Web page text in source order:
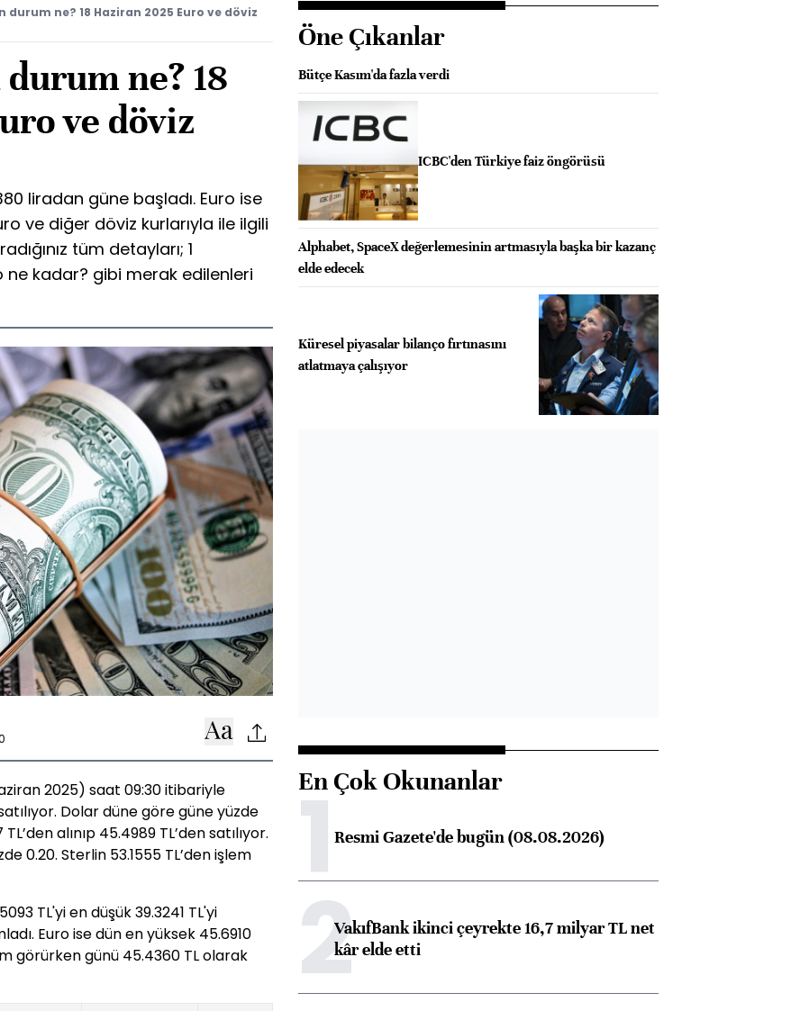
durum ne? 18 Haziran 2025 Euro ve döviz
ne? 18
ve döviz
liradan güne başladı. Euro ise
ve diğer döviz kurlarıyla ile ilgili
tüm detayları; 1
kadar? gibi merak edilenleri
2025) saat 09:30 itibariyle
Dolar düne göre güne yüzde
alınıp 45.4989 TL’den satılıyor.
0.20. Sterlin 53.1555 TL’den işlem
TL'yi en düşük 39.3241 TL'yi
Euro ise dün en yüksek 45.6910
görürken günü 45.4360 TL olarak
Öne Çıkanlar
Bütçe Kasım'da fazla verdi
ICBC'den Türkiye faiz öngörüsü
Alphabet, SpaceX değerlemesinin artmasıyla başka bir kazanç
elde edecek
Küresel piyasalar bilanço fırtınasını
atlatmaya çalışıyor
En Çok Okunanlar
1Resmi Gazete'de bugün (08.08.2026)
2VakıfBank ikinci çeyrekte 16,7 milyar TL net
kâr elde etti